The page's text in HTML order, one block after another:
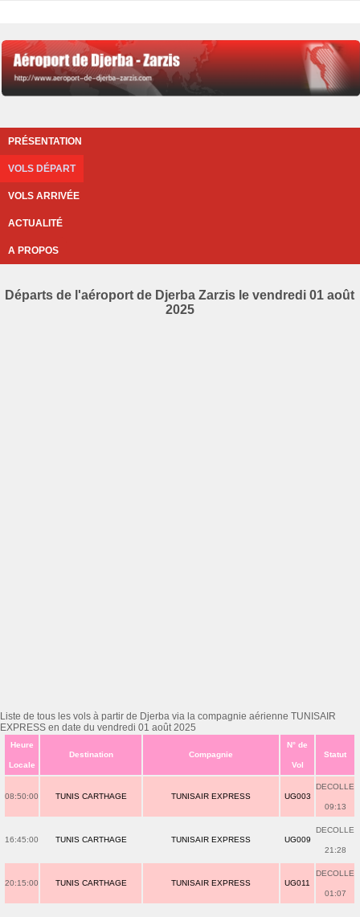
PRÉSENTATION
VOLS DÉPART
VOLS ARRIVÉE
ACTUALITÉ
A PROPOS
Départs de l'aéroport de Djerba Zarzis le vendredi 01 août
2025
Liste de tous les vols à partir de Djerba via la compagnie aérienne TUNISAIR
EXPRESS en date du vendredi 01 août 2025
Heure
Locale
Destination Compagnie
N° de
Vol
Statut
08:50:00 TUNIS CARTHAGE TUNISAIR EXPRESS UG003
DECOLLE
09:13
16:45:00 TUNIS CARTHAGE TUNISAIR EXPRESS UG009
DECOLLE
21:28
20:15:00 TUNIS CARTHAGE TUNISAIR EXPRESS UG011
DECOLLE
01:07